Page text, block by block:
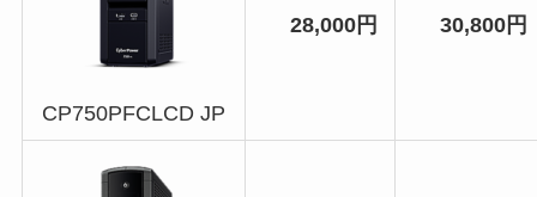
CP750PFCLCD JP
28,000円 30,800円